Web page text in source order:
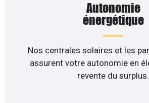
Autonomie
énergétique
Nos centrales solaires et les
assurent votre autonomie en
revente du surplus.